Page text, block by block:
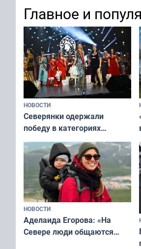
и вернуть свежий взгляд
без дорогих средств
Главное и
НОВОСТИ
Северянки одержали
победу в категориях
всероссийского конкурса
«Мисс и Миссис Великая
Русь»
НОВОСТИ
Аделаида Егорова: «На
Севере люди общаются